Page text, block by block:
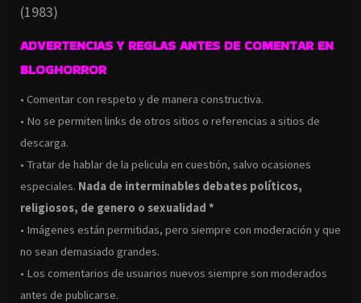
(1983)
ADVERTENCIAS Y REGLAS ANTES DE COMENTAR EN
BLOGHORROR
• Comentar con respeto y de manera constructiva.
• No se permiten links de otros sitios o referencias a sitios de
descarga.
• Tratar de hablar de la pelicula en cuestión, salvo ocasiones
especiales. Nada de interminables debates políticos,
religiosos, de genero o sexualidad *
• Imágenes están permitidas, pero siempre con moderación y que
no sean demasiado grandes.
• Los comentarios de usuarios nuevos siempre son moderados
antes de publicarse.